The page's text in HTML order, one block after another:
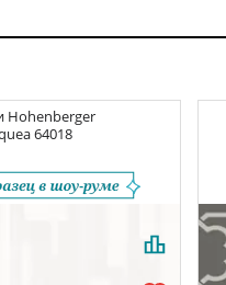
Hohenberger
64018